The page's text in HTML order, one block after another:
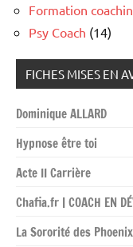
Formation
Psy Coach (14)
FICHES MISES EN
Dominique ALLARD
Hypnose être toi
Acte II Carrière
Chafia.fr | COACH EN
La Sororité des Phoenix